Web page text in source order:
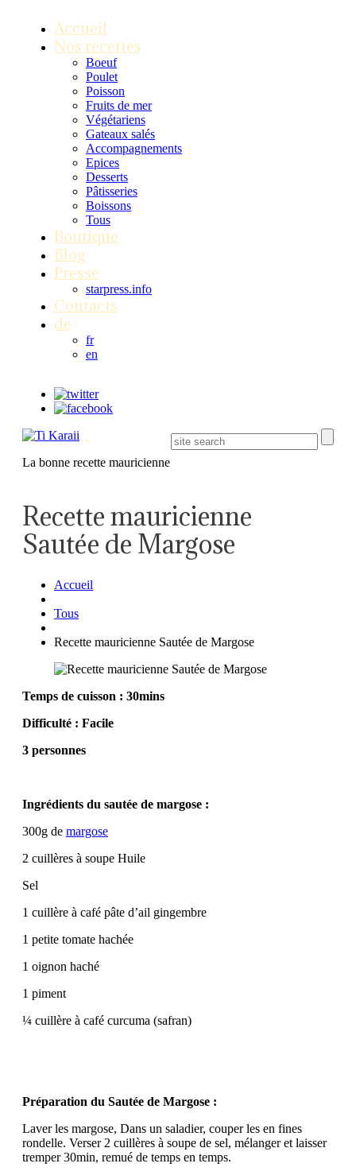
Accueil
Nos recettes
Boeuf
Poulet
Poisson
Fruits de mer
Végétariens
Gateaux salés
Accompagnements
Epices
Desserts
Pâtisseries
Boissons
Tous
Boutique
Blog
Presse
starpress.info
Contacts
de
fr
en
La bonne recette mauricienne
Recette mauricienne
Sautée de Margose
Accueil
Tous
Recette mauricienne Sautée de Margose
Temps de cuisson : 30mins
Difficulté : Facile
3 personnes
Ingrédients du sautée de margose :
300g de margose
2 cuillères à soupe Huile
Sel
1 cuillère à café pâte d’ail gingembre
1 petite tomate hachée
1 oignon haché
1 piment
¼ cuillère à café curcuma (safran)
Préparation du Sautée de Margose :
Laver les margose, Dans un saladier, couper les en fines
rondelle. Verser 2 cuillères à soupe de sel, mélanger et laisser
tremper 30min, remué de temps en temps.